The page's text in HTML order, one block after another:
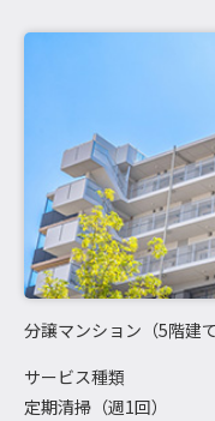
分譲マンション（5階建
サービス種類
定期清掃（週1回）